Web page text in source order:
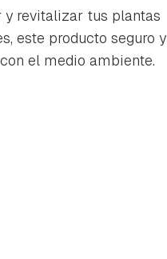
y revitalizar tus plantas
este producto seguro y
el medio ambiente.